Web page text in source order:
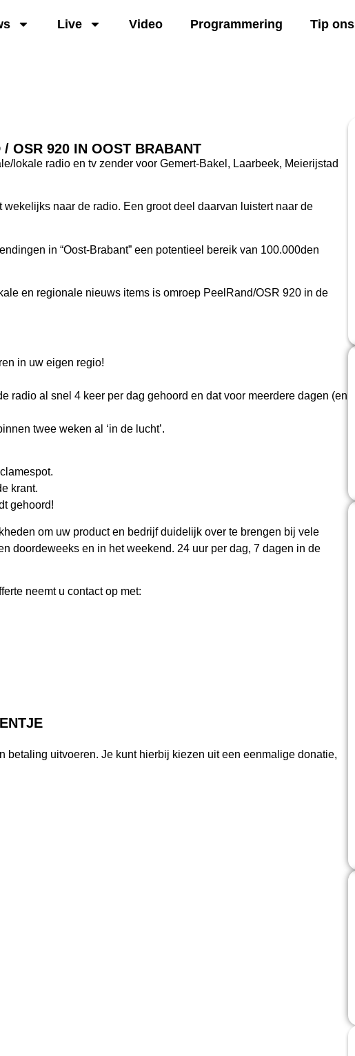
Live Video Programmering Tip ons
OSR 920 IN OOST BRABANT
lokale radio en tv zender voor Gemert-Bakel, Laarbeek, Meierijstad
naar de radio. Een groot deel daarvan luistert naar de
in “Oost-Brabant” een potentieel bereik van 100.000den
en regionale nieuws items is omroep PeelRand/OSR 920 in de
in uw eigen regio!
radio al snel 4 keer per dag gehoord en dat voor meerdere dagen (en
twee weken al ‘in de lucht’.
krant.
gehoord!
om uw product en bedrijf duidelijk over te brengen bij vele
doordeweeks en in het weekend. 24 uur per dag, 7 dagen in de
neemt u contact op met:
uitvoeren. Je kunt hierbij kiezen uit een eenmalige donatie,